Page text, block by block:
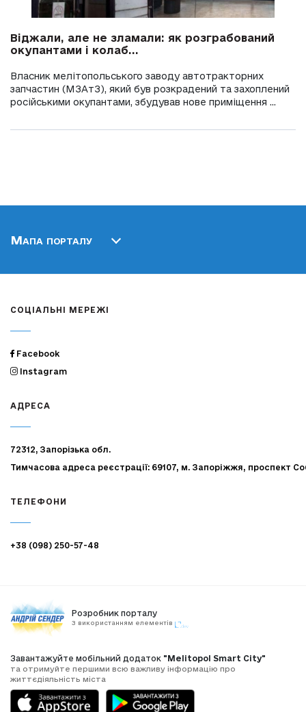
Віджали, але не зламали: як розграбований
окупантами і колаб...
Власник мелітопольського заводу автотракторних
запчастин (МЗАтЗ), який був розкрадений та захоплений
російськими окупантами, збудував нове приміщення ...
Мапа порталу
СОЦІАЛЬНІ МЕРЕЖІ
Facebook
Instagram
АДРЕСА
72312, Запорізька обл.
Тимчасова адреса реєстрації: 69107, м. Запоріжжя, проспект
ТЕЛЕФОНИ
+38 (098) 250-57-48
Розробник порталу
З використанням елементів
Завантажуйте мобільний додаток "Melitopol Smart City"
та отримуйте першими всю важливу інформацію про
життєдіяльність міста